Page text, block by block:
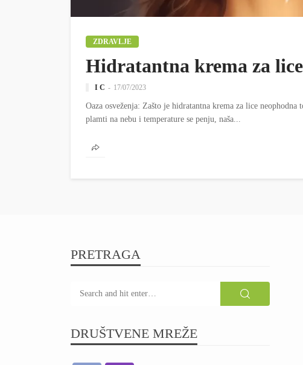
ZDRAVLJE
Hidratantna krema za
I C 17/07/2023
Oaza osveženja: Zašto je hidratantna krema za lice
plamti na nebu i temperature se penju, naša...
PRETRAGA
DRUŠTVENE MREŽE